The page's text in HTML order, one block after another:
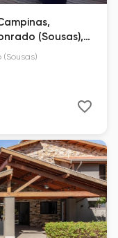
(Sousas),